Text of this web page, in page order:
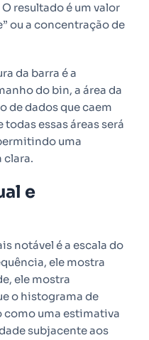
resultado é um valor
ou a concentração de
da barra é a
do bin, a área da
de dados que caem
essas áreas será
uma
e
notável é a escala do
ele mostra
ele mostra
o histograma de
uma estimativa
subjacente aos